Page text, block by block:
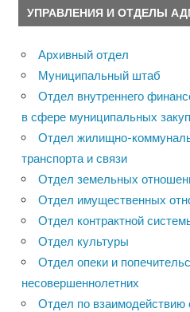
УПРАВЛЕНИЯ И ОТДЕЛЫ
Архивный отдел
Муниципальный штаб
Отдел внутреннего
в сфере муниципальных
Отдел жилищно-
транспорта и связи
Отдел земельных
Отдел имущественных
Отдел контрактной
Отдел культуры
Отдел опеки и
несовершеннолетних
Отдел по взаимодействию